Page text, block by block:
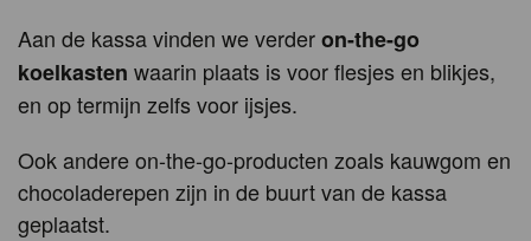
Aan de kassa vinden we verderon-the-go
koelkasten waarin plaats is voor flesjes en blikjes,
en op termijn zelfs voor ijsjes.
Ook andere on-the-go-producten zoals kauwgom en
chocoladerepen zijn in de buurt van de kassa
geplaatst.